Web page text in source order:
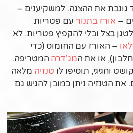
את ההצגה. למשקיענים –
– אורז בתנור עם פטריות
בצל ובלי להקפיץ פטריות. לא
– האורז עם החומוס (כדי
או את המג'דרה המטריפה.
וחגיגי, תוסיפו לו טנזיה מלאה
את הטנזיה ניתן כמובן להגיש גם